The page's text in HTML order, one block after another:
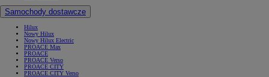
Samochody dostawcze
Hilux
Nowy Hilux
Nowy Hilux Electric
PROACE Max
PROACE
PROACE Verso
PROACE CITY
PROACE CITY Verso